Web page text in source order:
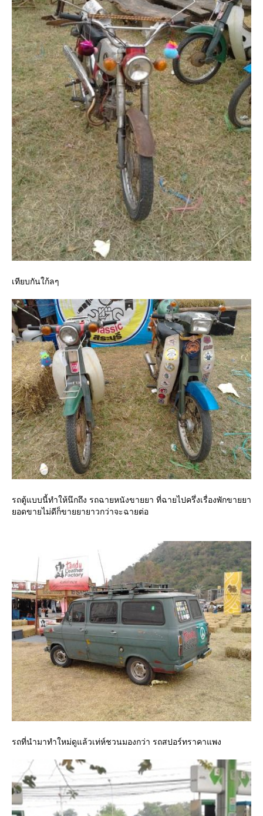
เทียบกันใก้ลๆ
รถตู้แบบนี้ทำให้นึกถึง รถฉายหนังขายยา ที่ฉายไปครึ่งเรื่องพักขายยา
อดขายไม่ดีก็ขายยายาวกว่าจะฉายต่อ
รถที่นำมาทำใหม่ดูแล้วเท่ห์ชวนมองกว่า รถสปอร์ทราคาแพง